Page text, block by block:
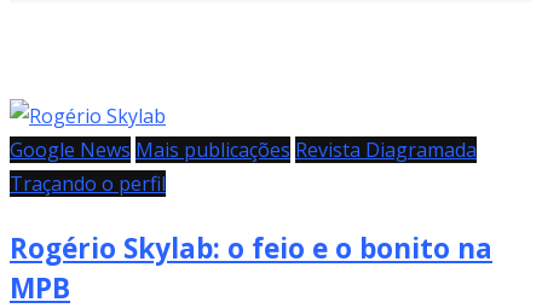
Google News Mais publicações Revista Diagramada
Traçando o perfil
Rogério Skylab: o feio e o bonito na
MPB